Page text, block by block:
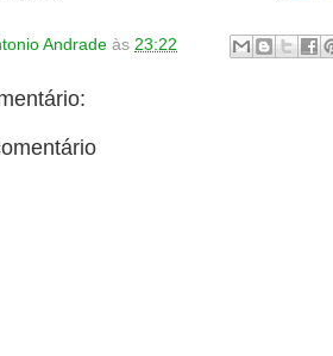
Andrade às 23:22